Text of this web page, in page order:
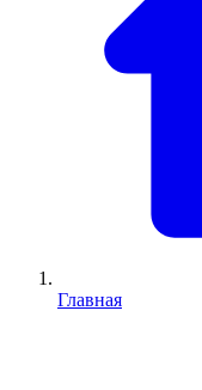
Главная